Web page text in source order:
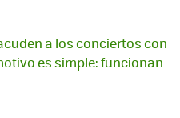
a los conciertos con
es simple: funcionan